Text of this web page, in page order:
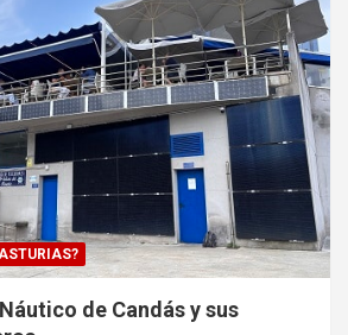
de Candás y sus